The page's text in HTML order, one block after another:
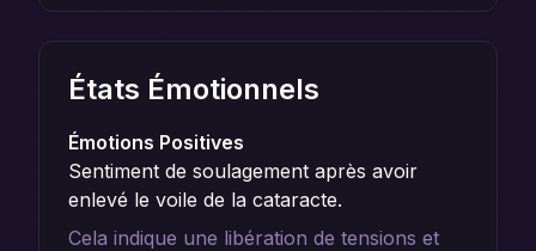
États Émotionnels
Émotions Positives
Sentiment de soulagement après avoir
enlevé le voile de la cataracte.
Cela indique une libération de tensions et